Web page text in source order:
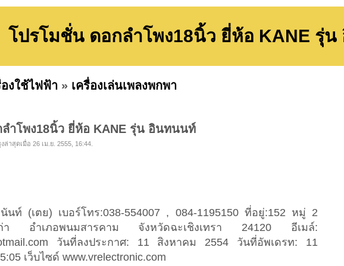
โปรโมชั่น ดอกลำโพง18นิ้ว ยี่ห้อ KANE รุ่
องใช้ไฟฟ้า » เครื่องเล่นเพลงพกพา
ำโพง18นิ้ว ยี่ห้อ KANE รุ่น อินทนนท์
าสุดเมื่อ 26 เม.ย. 2555, 16:44.
นท์ (เตย) เบอร์โทร:038-554007 , 084-1195150 ที่อยู่:152 หมู่ 2
า อำเภอพนมสารคาม จังหวัดฉะเชิงเทรา 24120 อีเมล์:
วันที่ลงประกาศ: 11 สิงหาคม 2554 วันที่อัพเดรท: 11
เว็บไซด์ www.vrelectronic.com